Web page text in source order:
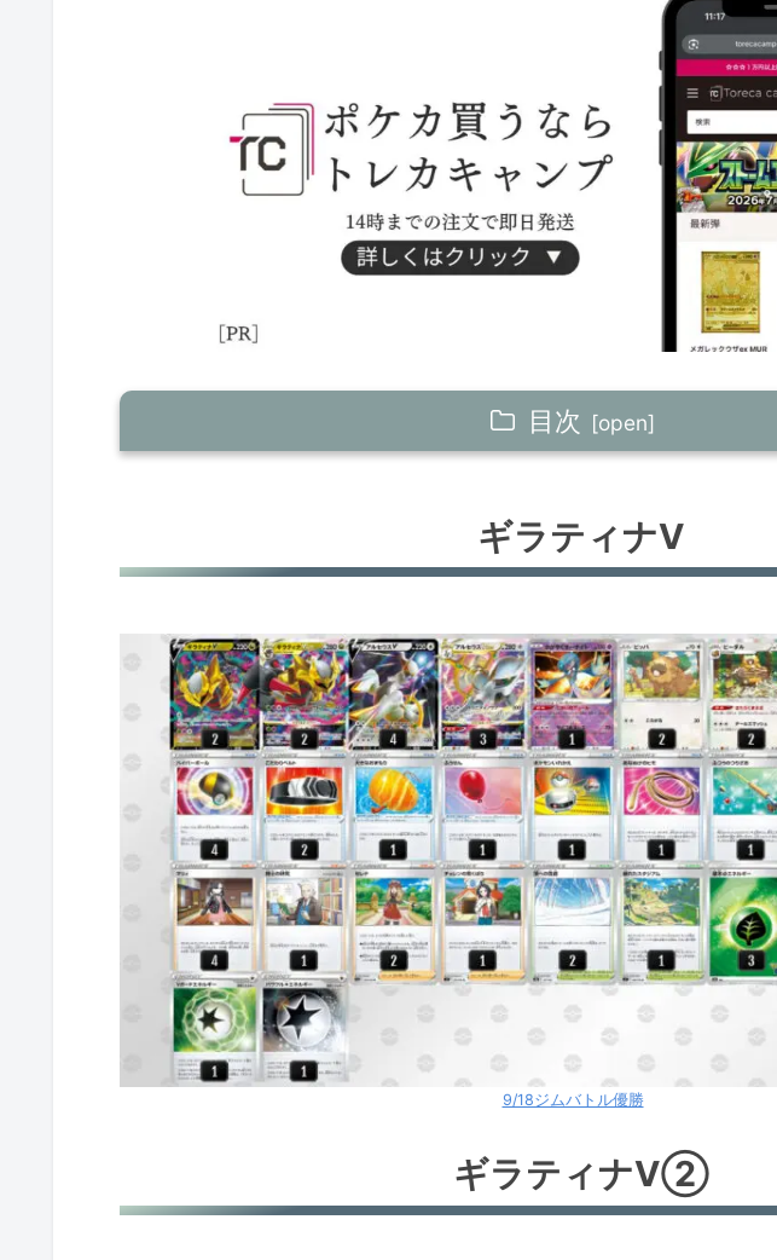
目次
ロストバレット
れんげきウーラオスV
かみなりバレット
ダークライV
テールナー
レジギガス
レジギガス②
ヒスイヌメルゴンV
キュレムV
ギラティナV
9/18ジムバトル優勝
ギラティナV②